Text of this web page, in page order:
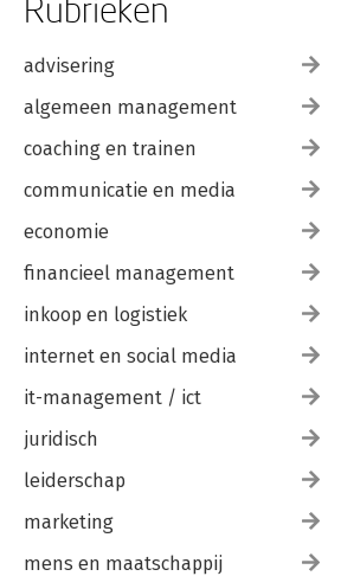
Rubrieken
advisering
algemeen management
coaching en trainen
communicatie en media
economie
financieel management
inkoop en logistiek
internet en social media
it-management / ict
juridisch
leiderschap
marketing
mens en maatschappij